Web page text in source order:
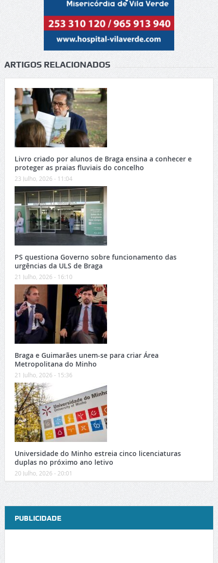
ARTIGOS RELACIONADOS
Livro criado por alunos de Braga ensina a conhecer e
proteger as praias fluviais do concelho
23 Julho, 2026 - 11:04
PS questiona Governo sobre funcionamento das
urgências da ULS de Braga
21 Julho, 2026 - 16:10
Braga e Guimarães unem-se para criar Área
Metropolitana do Minho
21 Julho, 2026 - 15:36
Universidade do Minho estreia cinco licenciaturas
duplas no próximo ano letivo
20 Julho, 2026 - 20:01
PUBLICIDADE